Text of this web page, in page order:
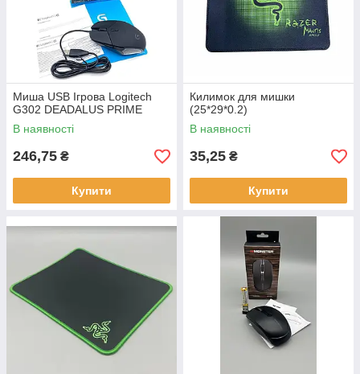
Миша USB Ігрова Logitech
G302 DEADALUS PRIME
В наявності
246,75 ₴
Купити
Килимок для мишки
(25*29*0.2)
В наявності
35,25 ₴
Купити